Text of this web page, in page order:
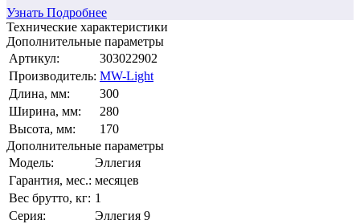
Узнать Подробнее
Технические характеристики
Дополнительные параметры
Артикул:
303022902
Производитель: MW-Light
Длина, мм:
300
Ширина, мм:
280
Высота, мм:
170
Дополнительные параметры
Модель:
Эллегия
Гарантия, мес.: месяцев
Вес брутто, кг: 1
Серия:
Эллегия 9